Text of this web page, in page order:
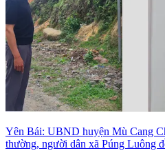
Yên Bái: UBND huyện Mù Cang
thường, người dân xã Púng Luông